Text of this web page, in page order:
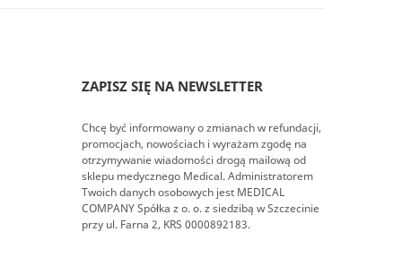
ZAPISZ SIĘ NA NEWSLETTER
Chcę być informowany o zmianach w refundacji,
promocjach, nowościach i wyrażam zgodę na
otrzymywanie wiadomości drogą mailową od
sklepu medycznego Medical. Administratorem
Twoich danych osobowych jest MEDICAL
COMPANY Spółka z o. o. z siedzibą w Szczecinie
przy ul. Farna 2, KRS 0000892183.